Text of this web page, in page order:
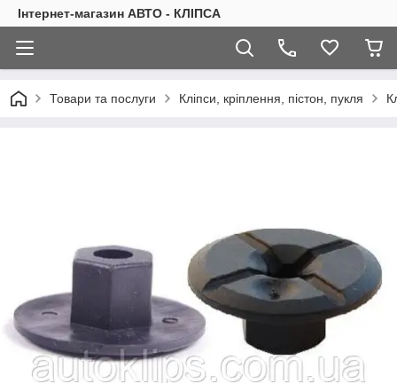
Інтернет-магазин АВТО - КЛІПСА
Товари та послуги Кліпси, кріплення, пістон, пукля